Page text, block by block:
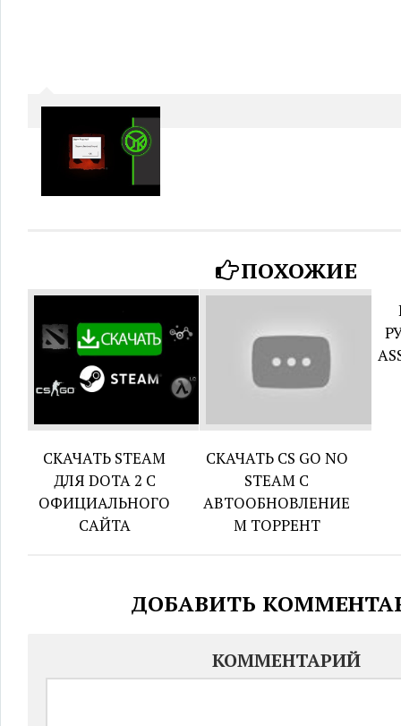
ПОХОЖИЕ
СКАЧАТЬ STEAM
ДЛЯ DOTA 2 С
ОФИЦИАЛЬНОГО
САЙТА
СКАЧАТЬ CS GO NO
STEAM С
АВТООБНОВЛЕНИЕ
М ТОРРЕНТ
ДОБАВИТЬ
КОММЕНТАРИЙ